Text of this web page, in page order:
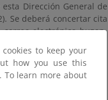
Dirección General de
Se deberá concertar cita
electrónico buzon-
de la Farola, nº 7,
de este deslinde en la
to keep your
how you use this
To learn more about